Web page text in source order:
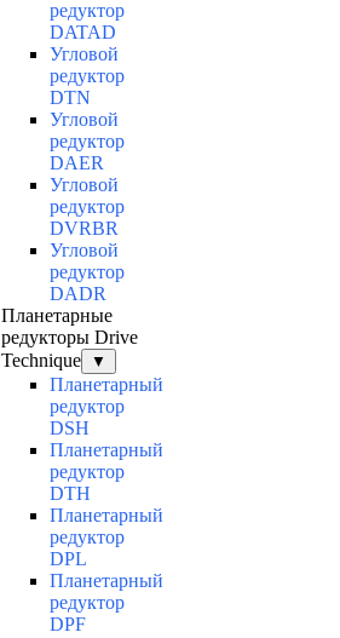
редуктор
DATAD
Угловой
редуктор
DTN
Угловой
редуктор
DAER
Угловой
редуктор
DVRBR
Угловой
редуктор
DADR
Планетарные
редукторы Drive
Technique
▼
Планетарный
редуктор
DSH
Планетарный
редуктор
DTH
Планетарный
редуктор
DPL
Планетарный
редуктор
DPF